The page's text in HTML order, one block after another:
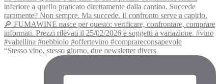
“Stesso vino, stesso giorno, due newsletter divers